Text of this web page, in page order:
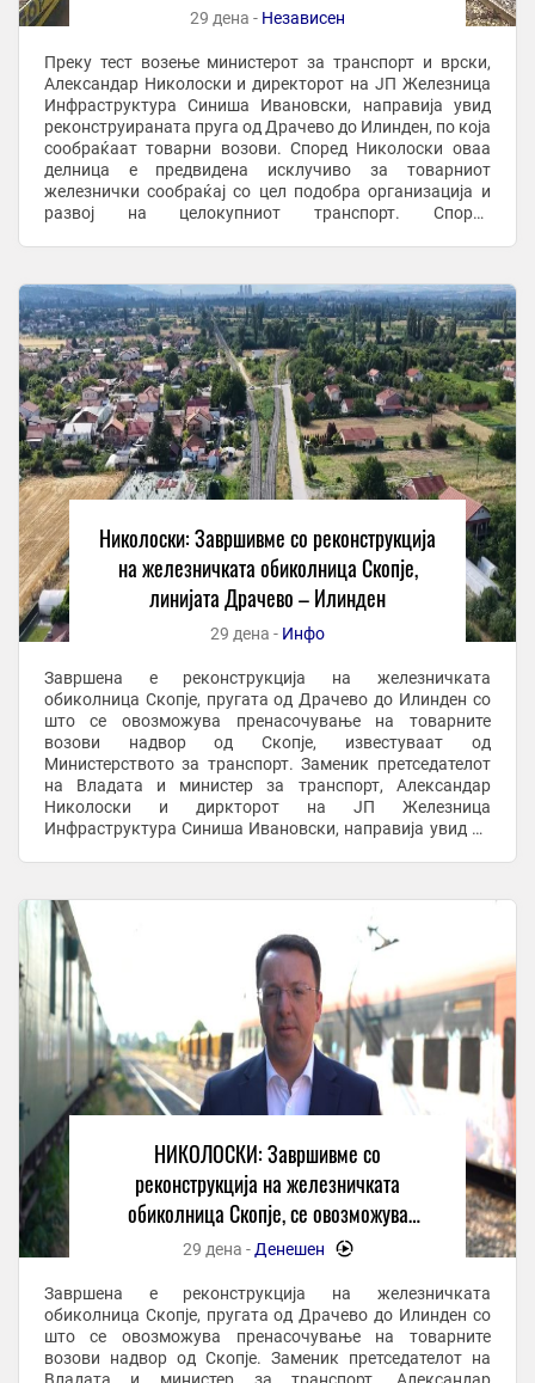
29 дена - Независен
Преку тест возење министерот за транспорт и врски,
Александар Николоски и директорот на ЈП Железница
Инфраструктура Синиша Ивановски, направија увид
реконструираната пруга од Драчево до Илинден, по која
сообраќаат товарни возови. Според Николоски оваа
делница е предвидена исклучиво за товарниот
железнички сообраќај со цел подобра организација и
развој на целокупниот транспорт. Според
Николоски: Завршивме со реконструкција
на железничката обиколница Скопје,
линијата Драчево – Илинден
29 дена - Инфо
Завршена е реконструкција на железничката
обиколница Скопје, пругата од Драчево до Илинден со
што се овозможува пренасочување на товарните
возови надвор од Скопје, известуваат од
Министерството за транспорт. Заменик претседателот
на Владата и министер за транспорт, Александар
Николоски и диркторот на ЈП Железница
Инфраструктура Синиша Ивановски, направија увид до
НИКОЛОСКИ: Завршивме со
реконструкција на железничката
обиколница Скопје, се овозможува
пренасочување на товарните возови
29 дена -Денешен -
Завршена е реконструкција на железничката
обиколница Скопје, пругата од Драчево до Илинден со
што се овозможува пренасочување на товарните
возови надвор од Скопје. Заменик претседателот на